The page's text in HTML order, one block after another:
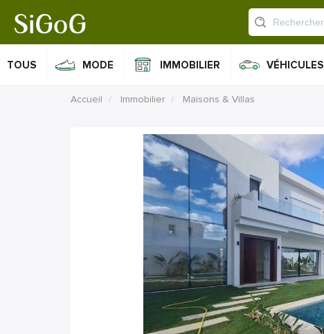
TOUS MODE IMMOBILIER VÉHICULES
Accueil Immobilier Maisons & Villas